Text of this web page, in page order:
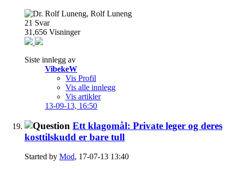
21 Svar
31,656 Visninger
Siste innlegg av
VibekeW
Vis Profil
Vis alle innlegg
Vis artikler
13-09-13, 16:50
Ett klagomål: Private leger og deres
kosttilskudd er bare tull
Started by Mod, 17-07-13 13:40